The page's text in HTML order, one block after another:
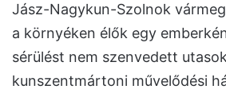
Jász-Nagykun-Szolnok
a környéken élők egy
sérülést nem szenvedett
kunszentmártoni művelődési